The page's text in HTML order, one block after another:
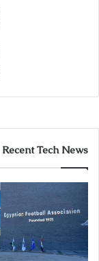
Recent Tech News